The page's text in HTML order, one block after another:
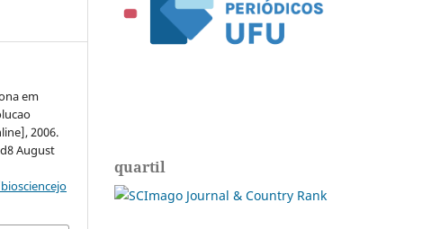
em
2006.
August
quartil